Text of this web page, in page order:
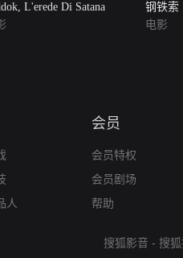
L'erede Di Satana
钢铁索
电影
人
会员
会员特权
会员剧场
帮助
搜狐影音 - 搜